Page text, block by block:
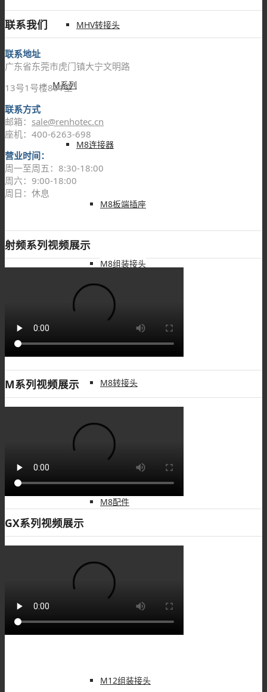
MHV转接头
M系列
M8连接器
M8板端插座
M8组装接头
M8注塑接头
M8转接头
M8线束
M8配件
M12连接器
M12板端插座
M12组装接头
联系我们
联系地址
广东省东莞市虎门镇大宁文明路
13号1号楼801室
联系方式
邮箱： sale@renhotec.cn
座机：400-6263-698
营业时间：
周一至周五：8:30-18:00
周六：9:00-18:00
周日：休息
射频系列视频展示
M系列视频展示
GX系列视频展示